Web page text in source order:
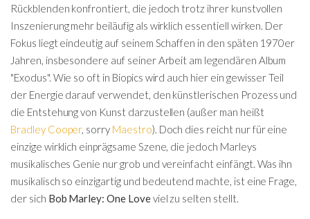
Rückblenden konfrontiert, die jedoch trotz ihrer kunstvollen
Inszenierung mehr beiläufig als wirklich essentiell wirken. Der
Fokus liegt eindeutig auf seinem Schaffen in den späten 1970er
Jahren, insbesondere auf seiner Arbeit am legendären Album
"Exodus". Wie so oft in Biopics wird auch hier ein gewisser Teil
der Energie darauf verwendet, den künstlerischen Prozess und
die Entstehung von Kunst darzustellen (außer man heißt
Bradley Cooper, sorry Maestro). Doch dies reicht nur für eine
einzige wirklich einprägsame Szene, die jedoch Marleys
musikalisches Genie nur grob und vereinfacht einfängt. Was ihn
musikalisch so einzigartig und bedeutend machte, ist eine Frage,
der sich Bob Marley: One Loveviel zu selten stellt.